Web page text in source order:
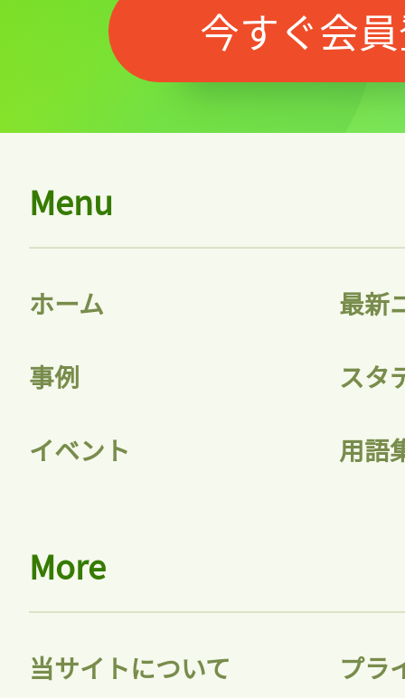
ログインが必
会員登録
今すぐ会
Menu
ホーム 最新
事例 スタ
イベント 用語
More
当サイトについて プラ